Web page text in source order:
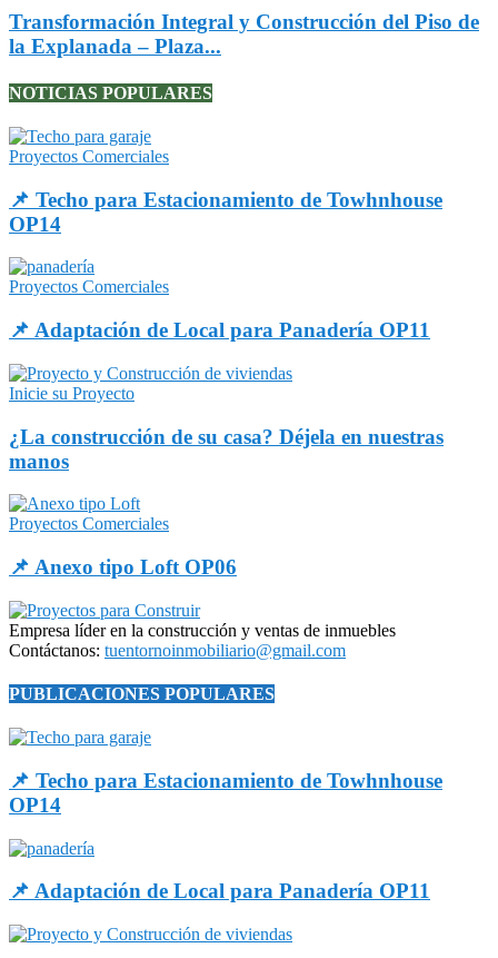
Transformación Integral y Construcción del Piso de
la Explanada – Plaza...
NOTICIAS POPULARES
Proyectos Comerciales
📌 Techo para Estacionamiento de Towhnhouse
OP14
Proyectos Comerciales
📌 Adaptación de Local para Panadería OP11
Inicie su Proyecto
¿La construcción de su casa? Déjela en nuestras
manos
Proyectos Comerciales
📌 Anexo tipo Loft OP06
Empresa líder en la construcción y ventas de inmuebles
Contáctanos: tuentornoinmobiliario@gmail.com
PUBLICACIONES POPULARES
📌 Techo para Estacionamiento de Towhnhouse
OP14
📌 Adaptación de Local para Panadería OP11